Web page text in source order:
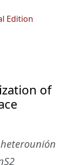
Edition
of